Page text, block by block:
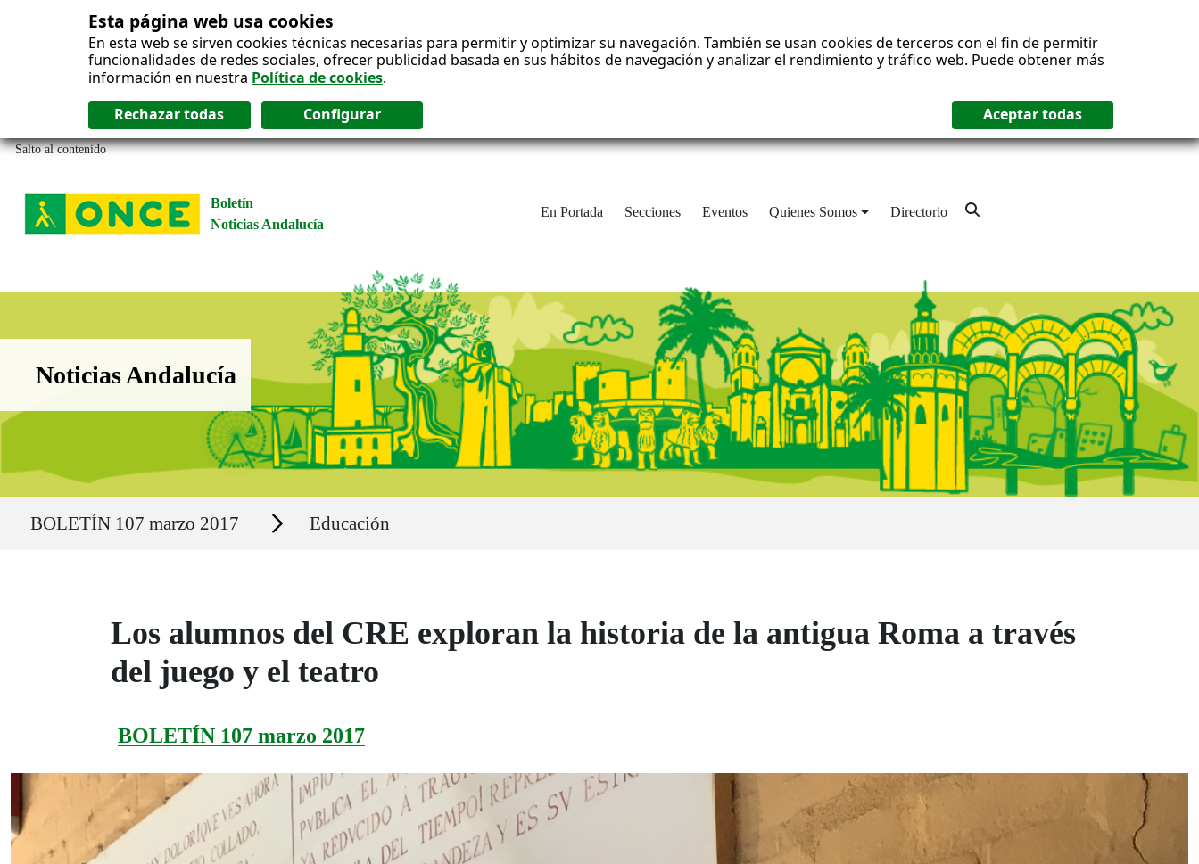
Esta página web usa cookies
En esta web se sirven cookies técnicas necesarias para permitir y optimizar su navegación. También se usan cookies de terceros con el fin de permitir
funcionalidades de redes sociales, ofrecer publicidad basada en sus hábitos de navegación y analizar el rendimiento y tráfico web. Puede obtener más
información en nuestra Política de cookies.
Salto al contenido
Boletín
Noticias Andalucía
En Portada Secciones Eventos Quienes Somos Directorio
Boletín Noticias Andalucía
Noticias Andalucía
BOLETÍN 107 marzo 2017 Secciones Educación
Los alumnos del CRE exploran la historia de la antigua Roma a través
del juego y el teatro
BOLETÍN 107 marzo 2017